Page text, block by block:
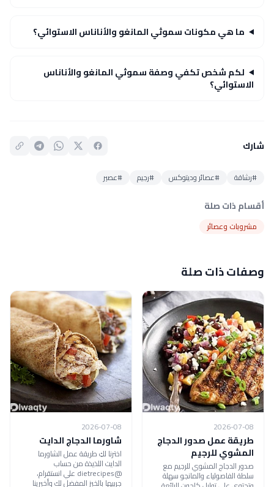
ما هي مكونات سموثي المانغو والأناناس الاستوائي؟
لكم شخص تكفي وصفة سموثي المانغو والأناناس
الاستوائي؟
شارك
#رشاقة #عصائر وديتوكس #رجيم #عصير
أقسام ذات صلة
مشروبات وعصائر
وصفات ذات صلة
2026-07-08
طريقة عمل صدور الدجاج
المشوي للرجيم
صدور الدجاج المشوي للرجيم مع
سلطة الفاصولياء والمانجو سهلة
2026-07-08
شاورما الدجاج الدايت
اخترنا لكِ طريقة عمل الشاورما
الدايت اللذيذة من حساب
@dietrecipes علي انستقرام،
جربيها بالخبز المفضل لك وأخبرينا